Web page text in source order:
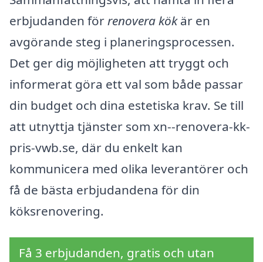
erbjudanden för renovera kökär en
avgörande steg i planeringsprocessen.
Det ger dig möjligheten att tryggt och
informerat göra ett val som både passar
din budget och dina estetiska krav. Se till
att utnyttja tjänster som xn--renovera-kk-
pris-vwb.se, där du enkelt kan
kommunicera med olika leverantörer och
få de bästa erbjudandena för din
köksrenovering.
Få 3 erbjudanden, gratis och utan